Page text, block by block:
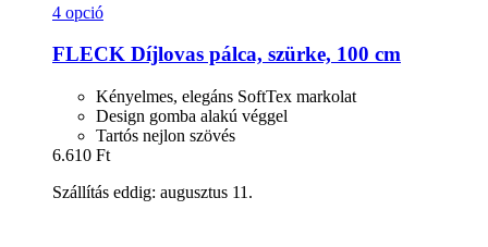
4 opció
FLECK Díjlovas pálca, szürke, 100 cm
Kényelmes, elegáns SoftTex markolat
Design gomba alakú véggel
Tartós nejlon szövés
6.610 Ft
Szállítás eddig: augusztus 11.